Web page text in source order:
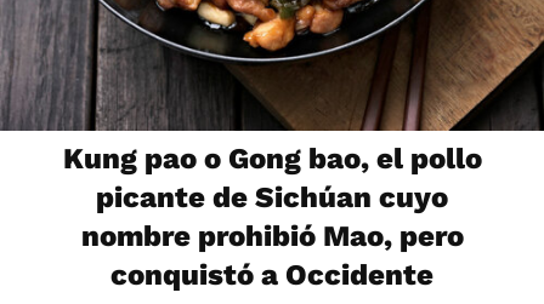
Kung pao o Gong bao, el pollo
picante de Sichúan cuyo
nombre prohibió Mao, pero
conquistó a Occidente